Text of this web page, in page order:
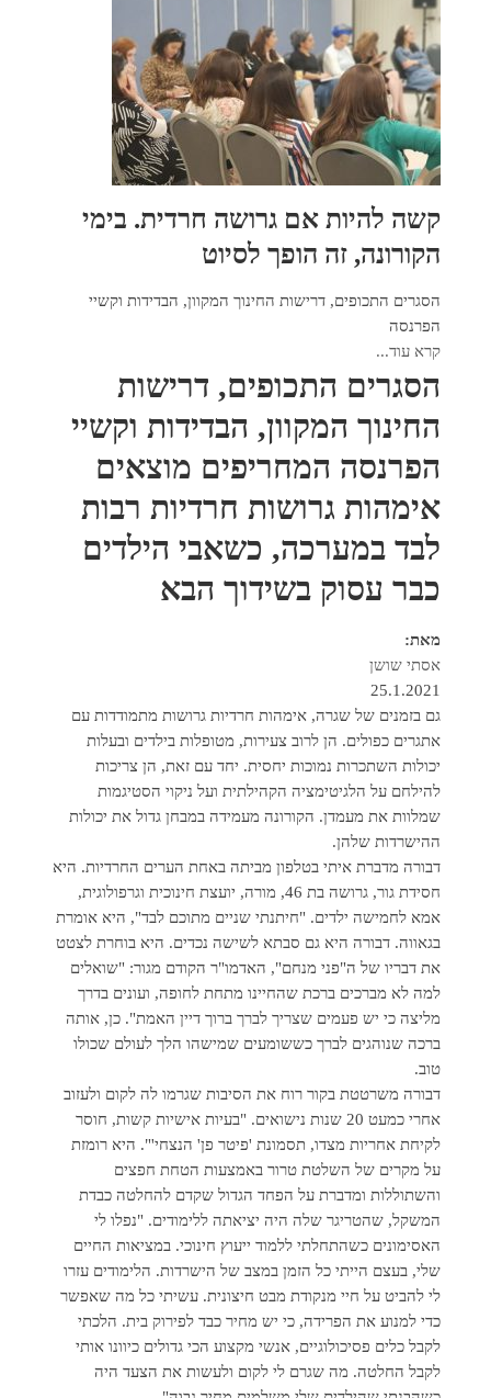
קשה להיות אם גרושה חרדית. בימי
הקורונה, זה הופך לסיוט
הסגרים התכופים, דרישות החינוך המקוון, הבדידות וקשיי
הפרנסה
קרא עוד...
הסגרים התכופים, דרישות
החינוך המקוון, הבדידות וקשיי
הפרנסה המחריפים מוצאים
אימהות גרושות חרדיות רבות
לבד במערכה, כשאבי הילדים
כבר עסוק בשידוך הבא
מאת:
אסתי שושן
25.1.2021
גם בזמנים של שגרה, אימהות חרדיות גרושות מתמודדות עם
אתגרים כפולים. הן לרוב צעירות, מטופלות בילדים ובעלות
יכולות השתכרות נמוכות יחסית. יחד עם זאת, הן צריכות
להילחם על הלגיטימציה הקהילתית ועל ניקוי הסטיגמות
שמלוות את מעמדן. הקורונה מעמידה במבחן גדול את יכולות
ההישרדות שלהן.
דבורה מדברת איתי בטלפון מביתה באחת הערים החרדיות. היא
חסידת גור, גרושה בת 46, מורה, יועצת חינוכית וגרפולוגית,
אמא לחמישה ילדים. "חיתנתי שניים מתוכם לבד", היא אומרת
בגאווה. דבורה היא גם סבתא לשישה נכדים. היא בוחרת לצטט
את דבריו של ה"פני מנחם", האדמו"ר הקודם מגור: "שואלים
למה לא מברכים ברכת שהחיינו מתחת לחופה, ועונים בדרך
מליצה כי יש פעמים שצריך לברך ברוך דיין האמת". כן, אותה
ברכה שנוהגים לברך כששומעים שמישהו הלך לעולם שכולו
טוב.
דבורה משרטטת בקור רוח את הסיבות שגרמו לה לקום ולעזוב
אחרי כמעט 20 שנות נישואים. "בעיות אישיות קשות, חוסר
לקיחת אחריות מצדו, תסמונת 'פיטר פן' הנצחי'". היא רומזת
על מקרים של השלטת טרור באמצעות הטחת חפצים
והשתוללות ומדברת על הפחד הגדול שקדם להחלטה כבדת
המשקל, שהטריגר שלה היה יציאתה ללימודים. "נפלו לי
האסימונים כשהתחלתי ללמוד ייעוץ חינוכי. במציאות החיים
שלי, בעצם הייתי כל הזמן במצב של הישרדות. הלימודים עזרו
לי להביט על חיי מנקודת מבט חיצונית. עשיתי כל מה שאפשר
כדי למנוע את הפרידה, כי יש מחיר כבד לפירוק בית. הלכתי
לקבל כלים פסיכולוגיים, אנשי מקצוע הכי גדולים כיוונו אותי
לקבל החלטה. מה שגרם לי לקום ולעשות את הצעד היה